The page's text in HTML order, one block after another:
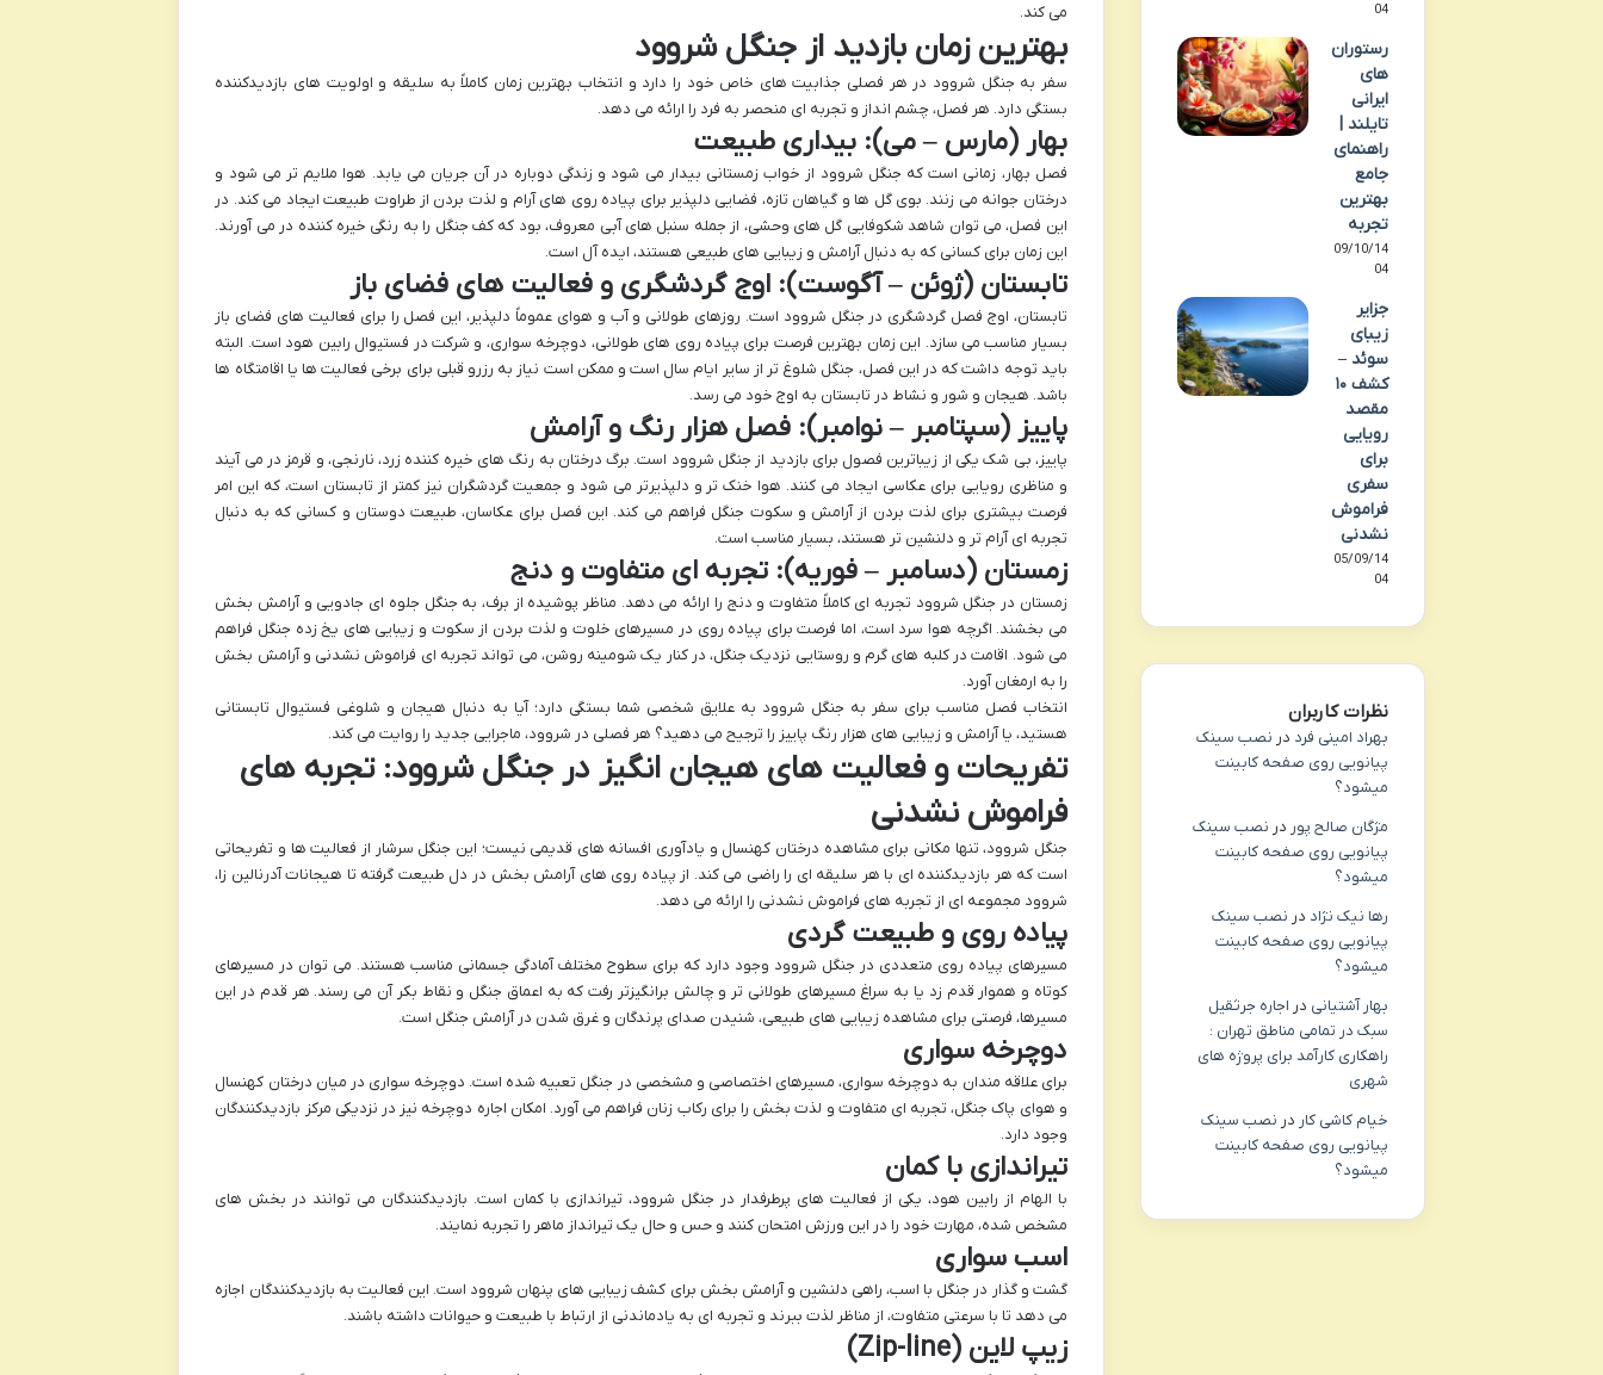
می کند.
بهترین زمان بازدید از جنگل شروود
سفر به جنگل شروود در هر فصلی جذابیت های خاص خود را دارد و انتخاب بهترین زمان کاملاً به سلیقه و اولویت های بازدیدکننده
بستگی دارد. هر فصل، چشم انداز و تجربه ای منحصر به فرد را ارائه می دهد.
بهار (مارس – می): بیداری طبیعت
فصل بهار، زمانی است که جنگل شروود از خواب زمستانی بیدار می شود و زندگی دوباره در آن جریان می یابد. هوا ملایم تر می شود و
درختان جوانه می زنند. بوی گل ها و گیاهان تازه، فضایی دلپذیر برای پیاده روی های آرام و لذت بردن از طراوت طبیعت ایجاد می کند. در
این فصل، می توان شاهد شکوفایی گل های وحشی، از جمله سنبل های آبی معروف، بود که کف جنگل را به رنگی خیره کننده در می آورند.
این زمان برای کسانی که به دنبال آرامش و زیبایی های طبیعی هستند، ایده آل است.
تابستان (ژوئن – آگوست): اوج گردشگری و فعالیت های فضای باز
تابستان، اوج فصل گردشگری در جنگل شروود است. روزهای طولانی و آب و هوای عموماً دلپذیر، این فصل را برای فعالیت های فضای باز
بسیار مناسب می سازد. این زمان بهترین فرصت برای پیاده روی های طولانی، دوچرخه سواری، و شرکت در فستیوال رابین هود است. البته
باید توجه داشت که در این فصل، جنگل شلوغ تر از سایر ایام سال است و ممکن است نیاز به رزرو قبلی برای برخی فعالیت ها یا اقامتگاه ها
باشد. هیجان و شور و نشاط در تابستان به اوج خود می رسد.
پاییز (سپتامبر – نوامبر): فصل هزار رنگ و آرامش
پاییز، بی شک یکی از زیباترین فصول برای بازدید از جنگل شروود است. برگ درختان به رنگ های خیره کننده زرد، نارنجی، و قرمز در می آیند
و مناظری رویایی برای عکاسی ایجاد می کنند. هوا خنک تر و دلپذیرتر می شود و جمعیت گردشگران نیز کمتر از تابستان است، که این امر
فرصت بیشتری برای لذت بردن از آرامش و سکوت جنگل فراهم می کند. این فصل برای عکاسان، طبیعت دوستان و کسانی که به دنبال
تجربه ای آرام تر و دلنشین تر هستند، بسیار مناسب است.
زمستان (دسامبر – فوریه): تجربه ای متفاوت و دنج
زمستان در جنگل شروود تجربه ای کاملاً متفاوت و دنج را ارائه می دهد. مناظر پوشیده از برف، به جنگل جلوه ای جادویی و آرامش بخش
می بخشند. اگرچه هوا سرد است، اما فرصت برای پیاده روی در مسیرهای خلوت و لذت بردن از سکوت و زیبایی های یخ زده جنگل فراهم
می شود. اقامت در کلبه های گرم و روستایی نزدیک جنگل، در کنار یک شومینه روشن، می تواند تجربه ای فراموش نشدنی و آرامش بخش
را به ارمغان آورد.
انتخاب فصل مناسب برای سفر به جنگل شروود به علایق شخصی شما بستگی دارد؛ آیا به دنبال هیجان و شلوغی فستیوال تابستانی
هستید، یا آرامش و زیبایی های هزار رنگ پاییز را ترجیح می دهید؟ هر فصلی در شروود، ماجرایی جدید را روایت می کند.
تفریحات و فعالیت های هیجان انگیز در جنگل شروود: تجربه های
فراموش نشدنی
جنگل شروود، تنها مکانی برای مشاهده درختان کهنسال و یادآوری افسانه های قدیمی نیست؛ این جنگل سرشار از فعالیت ها و تفریحاتی
است که هر بازدیدکننده ای با هر سلیقه ای را راضی می کند. از پیاده روی های آرامش بخش در دل طبیعت گرفته تا هیجانات آدرنالین زا،
شروود مجموعه ای از تجربه های فراموش نشدنی را ارائه می دهد.
پیاده روی و طبیعت گردی
مسیرهای پیاده روی متعددی در جنگل شروود وجود دارد که برای سطوح مختلف آمادگی جسمانی مناسب هستند. می توان در مسیرهای
کوتاه و هموار قدم زد یا به سراغ مسیرهای طولانی تر و چالش برانگیزتر رفت که به اعماق جنگل و نقاط بکر آن می رسند. هر قدم در این
مسیرها، فرصتی برای مشاهده زیبایی های طبیعی، شنیدن صدای پرندگان و غرق شدن در آرامش جنگل است.
دوچرخه سواری
برای علاقه مندان به دوچرخه سواری، مسیرهای اختصاصی و مشخصی در جنگل تعبیه شده است. دوچرخه سواری در میان درختان کهنسال
و هوای پاک جنگل، تجربه ای متفاوت و لذت بخش را برای رکاب زنان فراهم می آورد. امکان اجاره دوچرخه نیز در نزدیکی مرکز بازدیدکنندگان
وجود دارد.
تیراندازی با کمان
با الهام از رابین هود، یکی از فعالیت های پرطرفدار در جنگل شروود، تیراندازی با کمان است. بازدیدکنندگان می توانند در بخش های
مشخص شده، مهارت خود را در این ورزش امتحان کنند و حس و حال یک تیرانداز ماهر را تجربه نمایند.
اسب سواری
گشت و گذار در جنگل با اسب، راهی دلنشین و آرامش بخش برای کشف زیبایی های پنهان شروود است. این فعالیت به بازدیدکنندگان اجازه
می دهد تا با سرعتی متفاوت، از مناظر لذت ببرند و تجربه ای به یادماندنی از ارتباط با طبیعت و حیوانات داشته باشند.
زیپ لاین (Zip-line)
04
رستوران
های
ایرانی
تایلند |
راهنمای
جامع
بهترین
تجربه
09/10/14
04
جزایر
زیبای
سوئد –
کشف ۱۰
مقصد
رویایی
برای
سفری
فراموش
نشدنی
05/09/14
04
نظرات کاربران
بهراد امینی فرد در نصب سینک
پیانویی روی صفحه کابینت
میشود؟
مژگان صالح پور در نصب سینک
پیانویی روی صفحه کابینت
میشود؟
رها نیک نژاد در نصب سینک
پیانویی روی صفحه کابینت
میشود؟
بهار آشتیانی در اجاره جرثقیل
سبک در تمامی مناطق تهران :
راهکاری کارآمد برای پروژه های
شهری
خیام کاشی کار در نصب سینک
پیانویی روی صفحه کابینت
میشود؟